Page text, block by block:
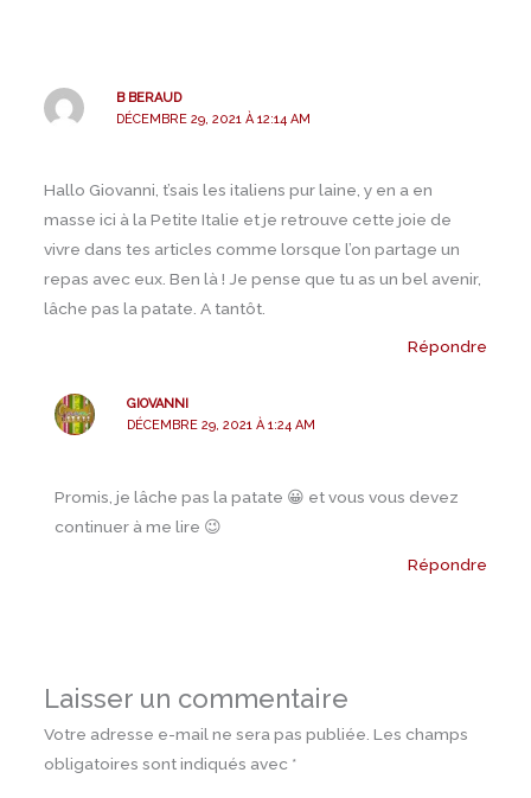
B BERAUD
DÉCEMBRE 29, 2021 À 12:14 AM
Hallo Giovanni, t’sais les italiens pur laine, y en a en
masse ici à la Petite Italie et je retrouve cette joie de
vivre dans tes articles comme lorsque l’on partage un
repas avec eux. Ben là ! Je pense que tu as un bel avenir,
lâche pas la patate. A tantôt.
Répondre
GIOVANNI
DÉCEMBRE 29, 2021 À 1:24 AM
Promis, je lâche pas la patate 😀 et vous vous devez
continuer à me lire 😉
Répondre
Laisser un commentaire
Votre adresse e-mail ne sera pas publiée. Les champs
obligatoires sont indiqués avec *